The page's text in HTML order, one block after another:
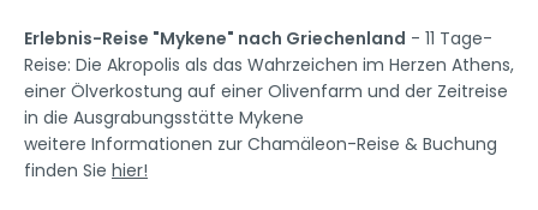
Erlebnis-Reise "Mykene" nach Griechenland - 11 Tage-
Reise: Die Akropolis als das Wahrzeichen im Herzen Athens,
einer Ölverkostung auf einer Olivenfarm und der Zeitreise
in die Ausgrabungsstätte Mykene
weitere Informationen zur Chamäleon-Reise & Buchung
finden Sie hier!